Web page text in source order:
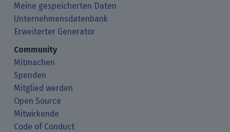
Meine gespeicherten Daten
Unternehmensdatenbank
Erweiterter Generator
Community
Mitmachen
Spenden
Mitglied werden
Open Source
Mitwirkende
Code of Conduct